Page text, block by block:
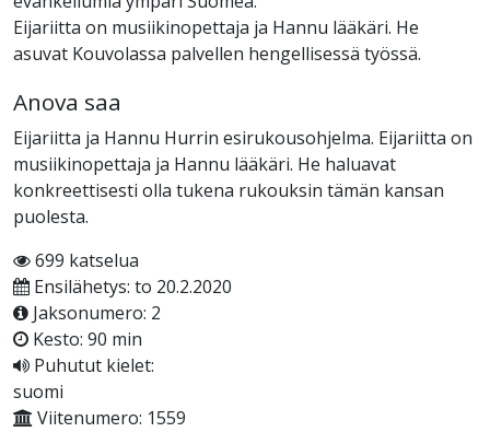
Eijariitta on musiikinopettaja ja Hannu lääkäri. He
asuvat Kouvolassa palvellen hengellisessä työssä.
Anova saa
Eijariitta ja Hannu Hurrin esirukousohjelma. Eijariitta on
musiikinopettaja ja Hannu lääkäri. He haluavat
konkreettisesti olla tukena rukouksin tämän kansan
puolesta.
699 katselua
Ensilähetys: to 20.2.2020
Jaksonumero: 2
Kesto: 90 min
Puhutut kielet:
suomi
Viitenumero: 1559